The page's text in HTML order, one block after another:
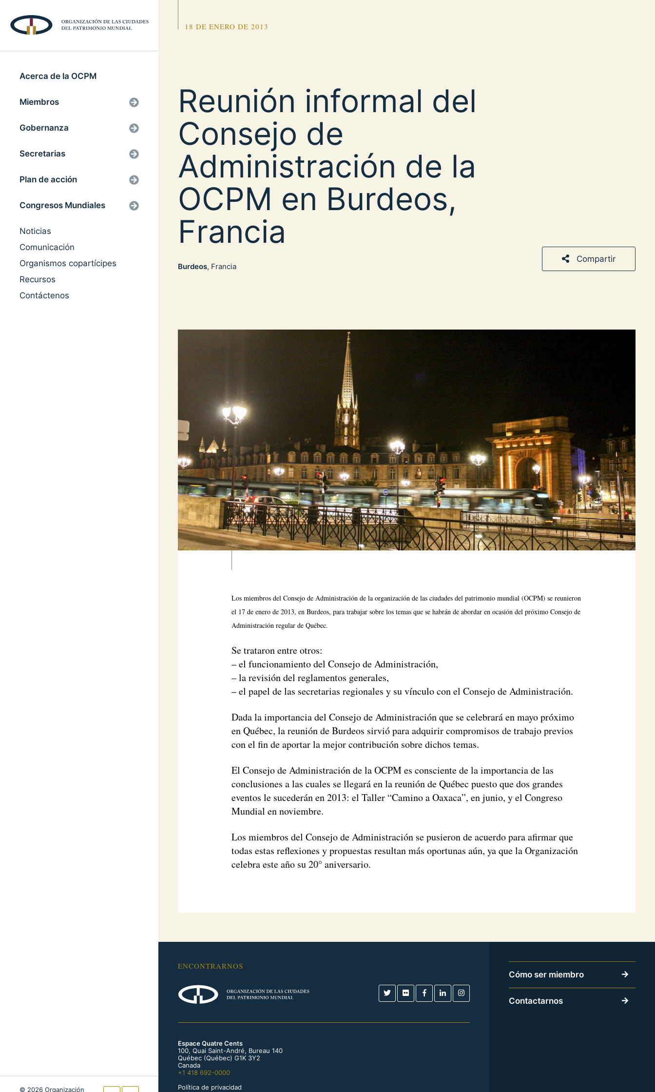
Acerca de la OCPM
Miembros
Gobernanza
Secretarias
Plan de acción
Congresos Mundiales
Noticias
Comunicación
Organismos copartícipes
Recursos
Contáctenos
© 2026 Organización
18 DE ENERO DE 2013
Reunión informal del
Consejo de
Administración de la
OCPM en Burdeos,
Francia
Burdeos, Francia
Compartir
Los miembros del Consejo de Administración de la organización de las ciudades del patrimonio mundial (OCPM) se reunieron
el 17 de enero de 2013, en Burdeos, para trabajar sobre los temas que se habrán de abordar en ocasión del próximo Consejo de
Administración regular de Québec.
Se trataron entre otros:
– el funcionamiento del Consejo de Administración,
– la revisión del reglamentos generales,
– el papel de las secretarias regionales y su vínculo con el Consejo de Administración.
Dada la importancia del Consejo de Administración que se celebrará en mayo próximo
en Québec, la reunión de Burdeos sirvió para adquirir compromisos de trabajo previos
con el fin de aportar la mejor contribución sobre dichos temas.
El Consejo de Administración de la OCPM es consciente de la importancia de las
conclusiones a las cuales se llegará en la reunión de Québec puesto que dos grandes
eventos le sucederán en 2013: el Taller “Camino a Oaxaca”, en junio, y el Congreso
Mundial en noviembre.
Los miembros del Consejo de Administración se pusieron de acuerdo para afirmar que
todas estas reflexiones y propuestas resultan más oportunas aún, ya que la Organización
celebra este año su 20° aniversario.
ENCONTRARNOS
Espace Quatre Cents
100, Quai Saint-André, Bureau 140
Québec (Québec) G1K 3Y2
Canada
+1 418 692-0000
Política de privacidad
Cómo ser miembro
Contactarnos